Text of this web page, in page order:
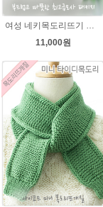
여성 네키목도리뜨기 그레이스메리노울 뜨개실 2볼 DIY
11,000원